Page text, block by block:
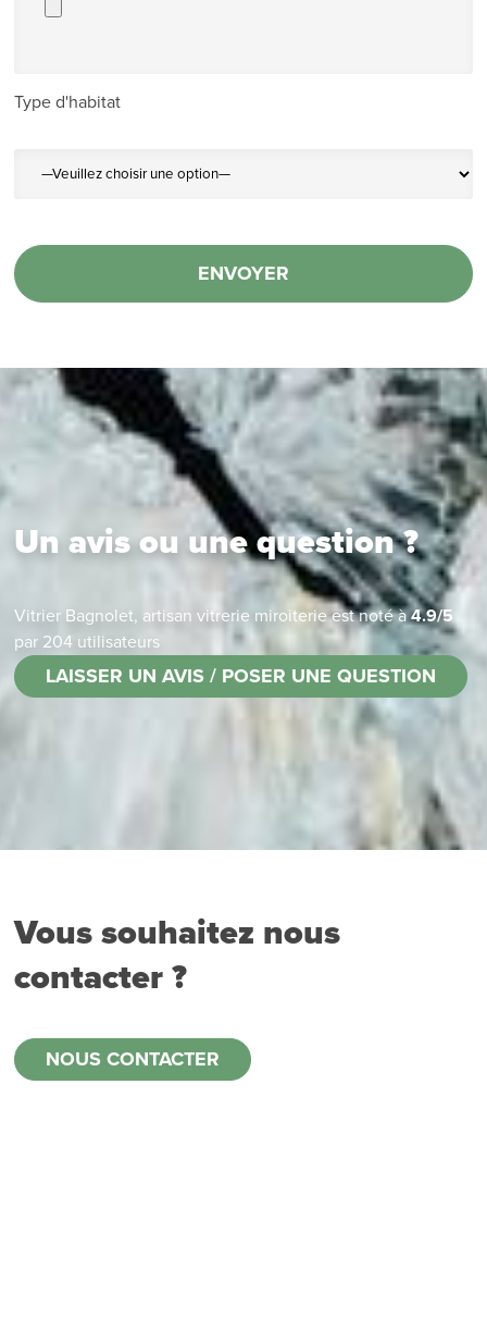
Type d'habitat
Un avis ou une question ?
Vitrier Bagnolet, artisan vitrerie miroiterieest noté à4.9/5
par 204 utilisateurs
LAISSER UN AVIS / POSER UNE QUESTION
Vous souhaitez nous
contacter ?
NOUS CONTACTER